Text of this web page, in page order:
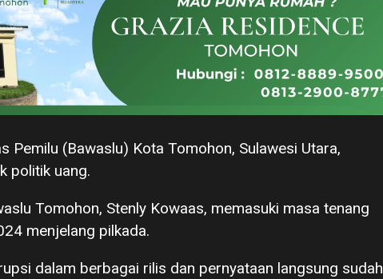
Pemilu (Bawaslu) Kota Tomohon, Sulawesi Utara,
politik uang.
Tomohon, Stenly Kowaas, memasuki masa tenang
menjelang pilkada.
dalam berbagai rilis dan pernyataan langsung sudah